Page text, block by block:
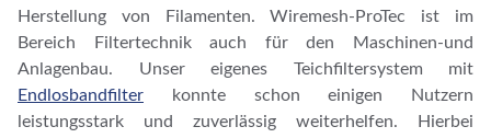
Herstellung von Filamenten. Wiremesh-ProTec ist im
Bereich Filtertechnik auch für den Maschinen-und
Anlagenbau. Unser eigenes Teichfiltersystem mit
Endlosbandfilter konnte schon einigen Nutzern
leistungsstark und zuverlässig weiterhelfen. Hierbei